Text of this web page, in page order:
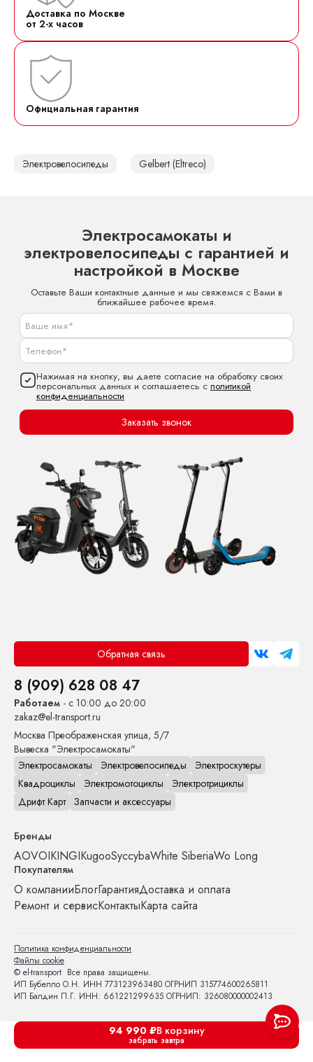
94 990 ₽В корзину
забрать завтра
Доставка по Москве
от 2-х часов
Официальная гарантия
Электровелосипеды Gelbert (Eltreco)
Электросамокаты и
электровелосипеды с гарантией и
настройкой в Москве
Оставьте Ваши контактные данные и мы свяжемся с Вами в
ближайшее рабочее время.
Нажимая на кнопку, вы даете согласие на обработку своих
персональных данных и соглашаетесь с политикой
конфиденциальности
Заказать звонок
Обратная связь
8 (909) 628 08 47
Работаем - с 10:00 до 20:00
zakaz@el-transport.ru
Москва Преображенская улица, 5/7
Вывеска "Электросамокаты"
Электросамокаты
Электровелосипеды
Электроскутеры
Квадроциклы
Электромотоциклы
Электротрициклы
Дрифт Карт Запчасти и аксессуары
Бренды
AOVOIKINGIKugooSyccybaWhite SiberiaWo Long
Покупателям
О компанииБлогГарантияДоставка и оплата
Ремонт и сервисКонтактыКарта сайта
© el-transport Все права защищены.
ИП Бубелло О.Н. ИНН 773123963480 ОГРНИП 315774600265811
ИП Балдин П.Г. ИНН: 661221299635 ОГРНИП: 326080000002413
Политика конфиденциальности
Файлы cookie